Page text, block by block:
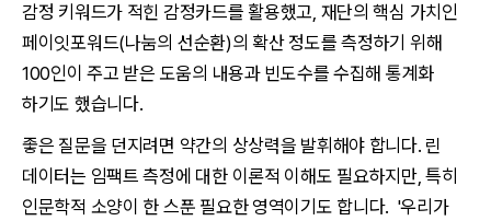
감정 키워드가 적힌 감정카드를 활용했고, 재단의 핵심 가치인
페이잇포워드(나눔의 선순환)의 확산 정도를 측정하기 위해
100인이 주고 받은 도움의 내용과 빈도수를 수집해 통계화
하기도 했습니다.
좋은 질문을 던지려면 약간의 상상력을 발휘해야 합니다. 린
데이터는 임팩트 측정에 대한 이론적 이해도 필요하지만, 특히
인문학적 소양이 한 스푼 필요한 영역이기도 합니다. '우리가